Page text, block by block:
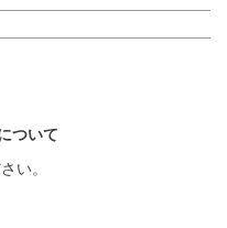
ついて
い。